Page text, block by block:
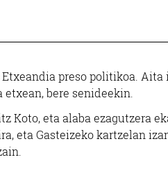
preso politikoa. Aita
bere senideekin.
Koto, eta alaba ezagutzera
eta Gasteizeko kartzelan